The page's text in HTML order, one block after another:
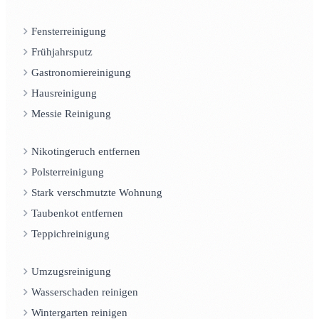
Fensterreinigung
Frühjahrsputz
Gastronomiereinigung
Hausreinigung
Messie Reinigung
Nikotingeruch entfernen
Polsterreinigung
Stark verschmutzte Wohnung
Taubenkot entfernen
Teppichreinigung
Umzugsreinigung
Wasserschaden reinigen
Wintergarten reinigen